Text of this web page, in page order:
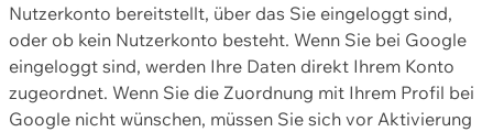
Nutzerkonto bereitstellt, über das Sie eingeloggt sind,
oder ob kein Nutzerkonto besteht. Wenn Sie bei Google
eingeloggt sind, werden Ihre Daten direkt Ihrem Konto
zugeordnet. Wenn Sie die Zuordnung mit Ihrem Profil bei
Google nicht wünschen, müssen Sie sich vor Aktivierung